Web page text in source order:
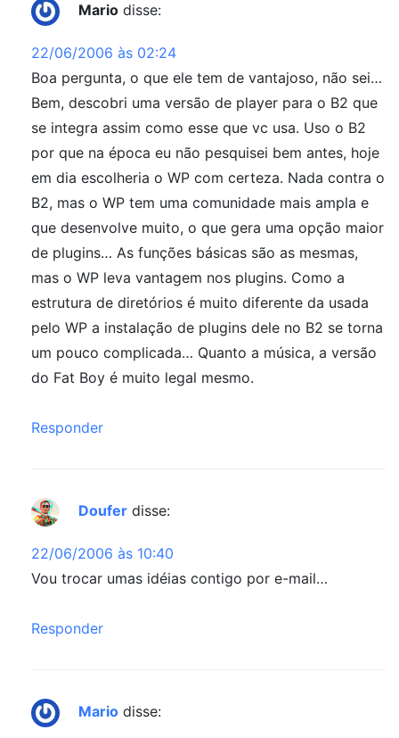
Mario disse:
22/06/2006 às 02:24
Boa pergunta, o que ele tem de vantajoso, não sei…
Bem, descobri uma versão de player para o B2 que
se integra assim como esse que vc usa. Uso o B2
por que na época eu não pesquisei bem antes, hoje
em dia escolheria o WP com certeza. Nada contra o
B2, mas o WP tem uma comunidade mais ampla e
que desenvolve muito, o que gera uma opção maior
de plugins… As funções básicas são as mesmas,
mas o WP leva vantagem nos plugins. Como a
estrutura de diretórios é muito diferente da usada
pelo WP a instalação de plugins dele no B2 se torna
um pouco complicada… Quanto a música, a versão
do Fat Boy é muito legal mesmo.
Responder
Doufer disse:
22/06/2006 às 10:40
Vou trocar umas idéias contigo por e-mail…
Responder
Mario disse: